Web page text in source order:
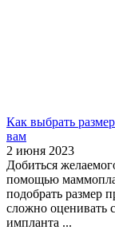
Как выбрать
вам
2 июня 2023
Добиться
помощью
подобрать размер
сложно оценивать
импланта ...